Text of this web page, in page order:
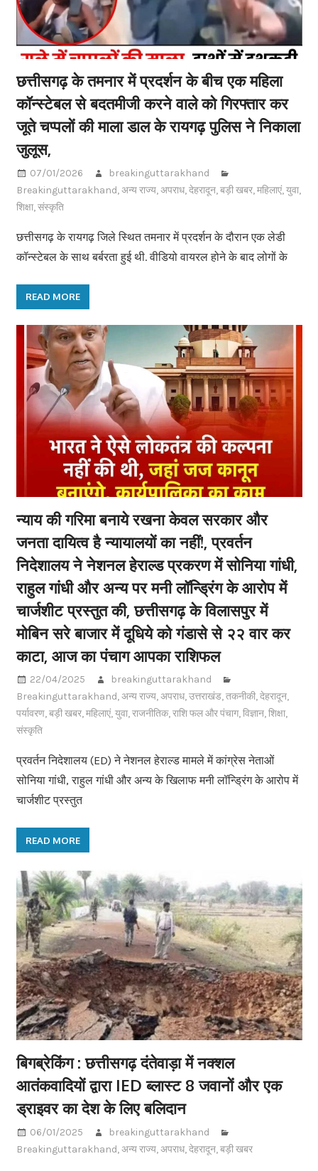
छत्तीसगढ़ के तमनार में प्रदर्शन के बीच एक महिला
कॉन्स्टेबल से बदतमीजी करने वाले को गिरफ्तार कर
जूते चप्पलों की माला डाल के रायगढ़ पुलिस ने निकाला
जुलूस,
07/01/2026
breakinguttarakhand
Breakinguttarakhand,अन्य राज्य,अपराध,देहरादून,बड़ी खबर,महिलाएं,युवा,
शिक्षा,संस्कृति
छत्तीसगढ़ के रायगढ़ जिले स्थित तमनार में प्रदर्शन के दौरान एक लेडी
कॉन्स्टेबल के साथ बर्बरता हुई थी. वीडियो वायरल होने के बाद लोगों के
READ MORE
न्याय की गरिमा बनाये रखना केवल सरकार और
जनता दायित्व है न्यायालयों का नहीं!, प्रवर्तन
निदेशालय ने नेशनल हेराल्ड प्रकरण में सोनिया गांधी,
राहुल गांधी और अन्य पर मनी लॉन्ड्रिंग के आरोप में
चार्जशीट प्रस्तुत की, छत्तीसगढ़ के विलासपुर में
मोबिन सरे बाजार में दूधिये को गंडासे से २२ वार कर
काटा, आज का पंचाग आपका राशिफल
22/04/2025
breakinguttarakhand
Breakinguttarakhand,अन्य राज्य,अपराध,उत्तराखंड,तकनीकी,देहरादून,
पर्यावरण,बड़ी खबर,महिलाएं,युवा,राजनीतिक,राशि फल और पंचाग,विज्ञान,शिक्षा,
संस्कृति
प्रवर्तन निदेशालय (ED) ने नेशनल हेराल्ड मामले में कांग्रेस नेताओं
सोनिया गांधी, राहुल गांधी और अन्य के खिलाफ मनी लॉन्ड्रिंग के आरोप में
चार्जशीट प्रस्तुत
READ MORE
बिगब्रेकिंग : छत्तीसगढ़ दंतेवाड़ा में नक्शल
आतंकवादियों द्वारा IED ब्लास्ट 8 जवानों और एक
ड्राइवर का देश के लिए बलिदान
06/01/2025
breakinguttarakhand
Breakinguttarakhand,अन्य राज्य,अपराध,देहरादून,बड़ी खबर